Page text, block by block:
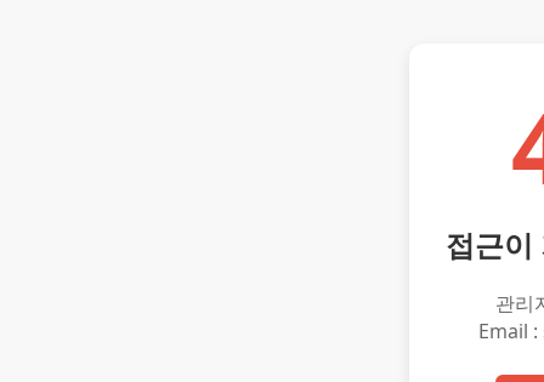
접근이
관리
Email